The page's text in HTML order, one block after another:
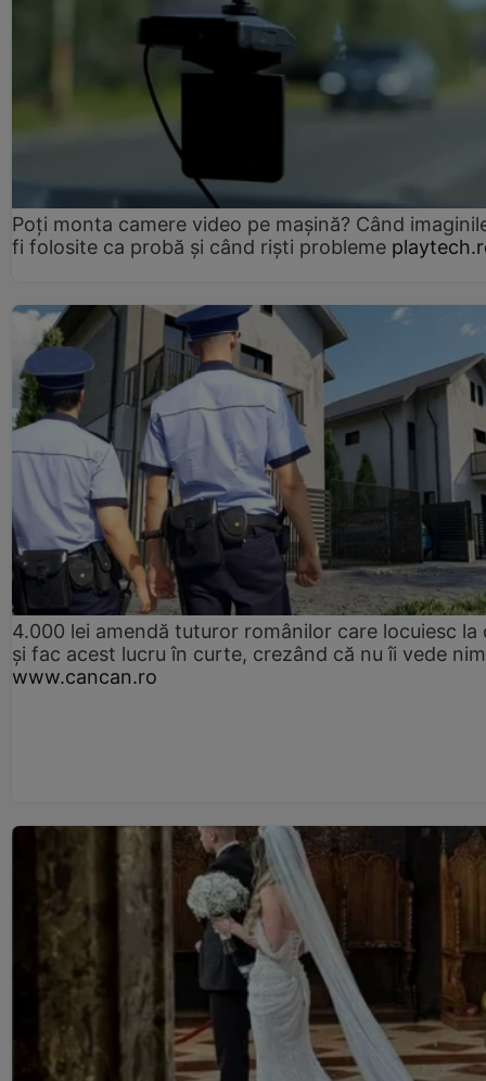
Poți monta camere video pe mașină? Când
fi folosite ca probă și când riști probleme
4.000 lei amendă tuturor românilor care locuiesc la
și fac acest lucru în curte, crezând că nu îi vede
www.cancan.ro